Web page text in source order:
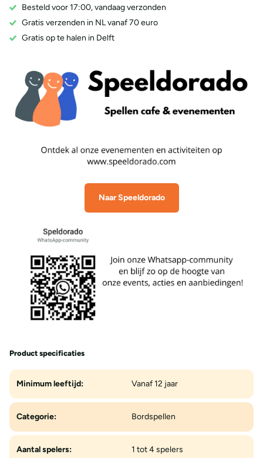
Besteld voor 17:00, vandaag verzonden
Gratis verzenden in NL vanaf 70 euro
Gratis op te halen in Delft
Naar Speeldorado
Product specificaties
Minimum leeftijd: Vanaf 12 jaar
Categorie: Bordspellen
Aantal spelers: 1 tot 4 spelers